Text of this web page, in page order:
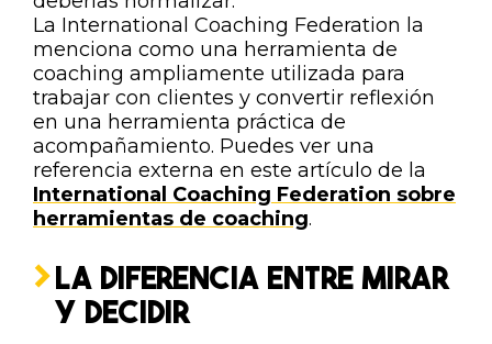
La International Coaching Federation la
menciona como una herramienta de
coaching ampliamente utilizada para
trabajar con clientes y convertir reflexión
en una herramienta práctica de
acompañamiento. Puedes ver una
referencia externa en este artículo de la
International Coaching Federation sobre
herramientas de coaching.
LA DIFERENCIA ENTRE MIRAR
Y DECIDIR